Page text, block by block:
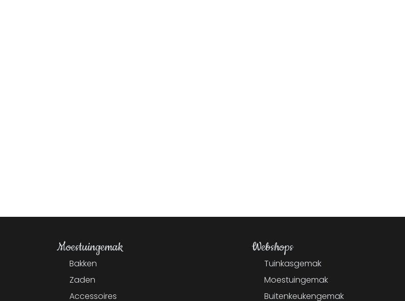
Moestuingemak
Bakken
Zaden
Accessoires
Webshops
Tuinkasgemak
Moestuingemak
Buitenkeukengemak